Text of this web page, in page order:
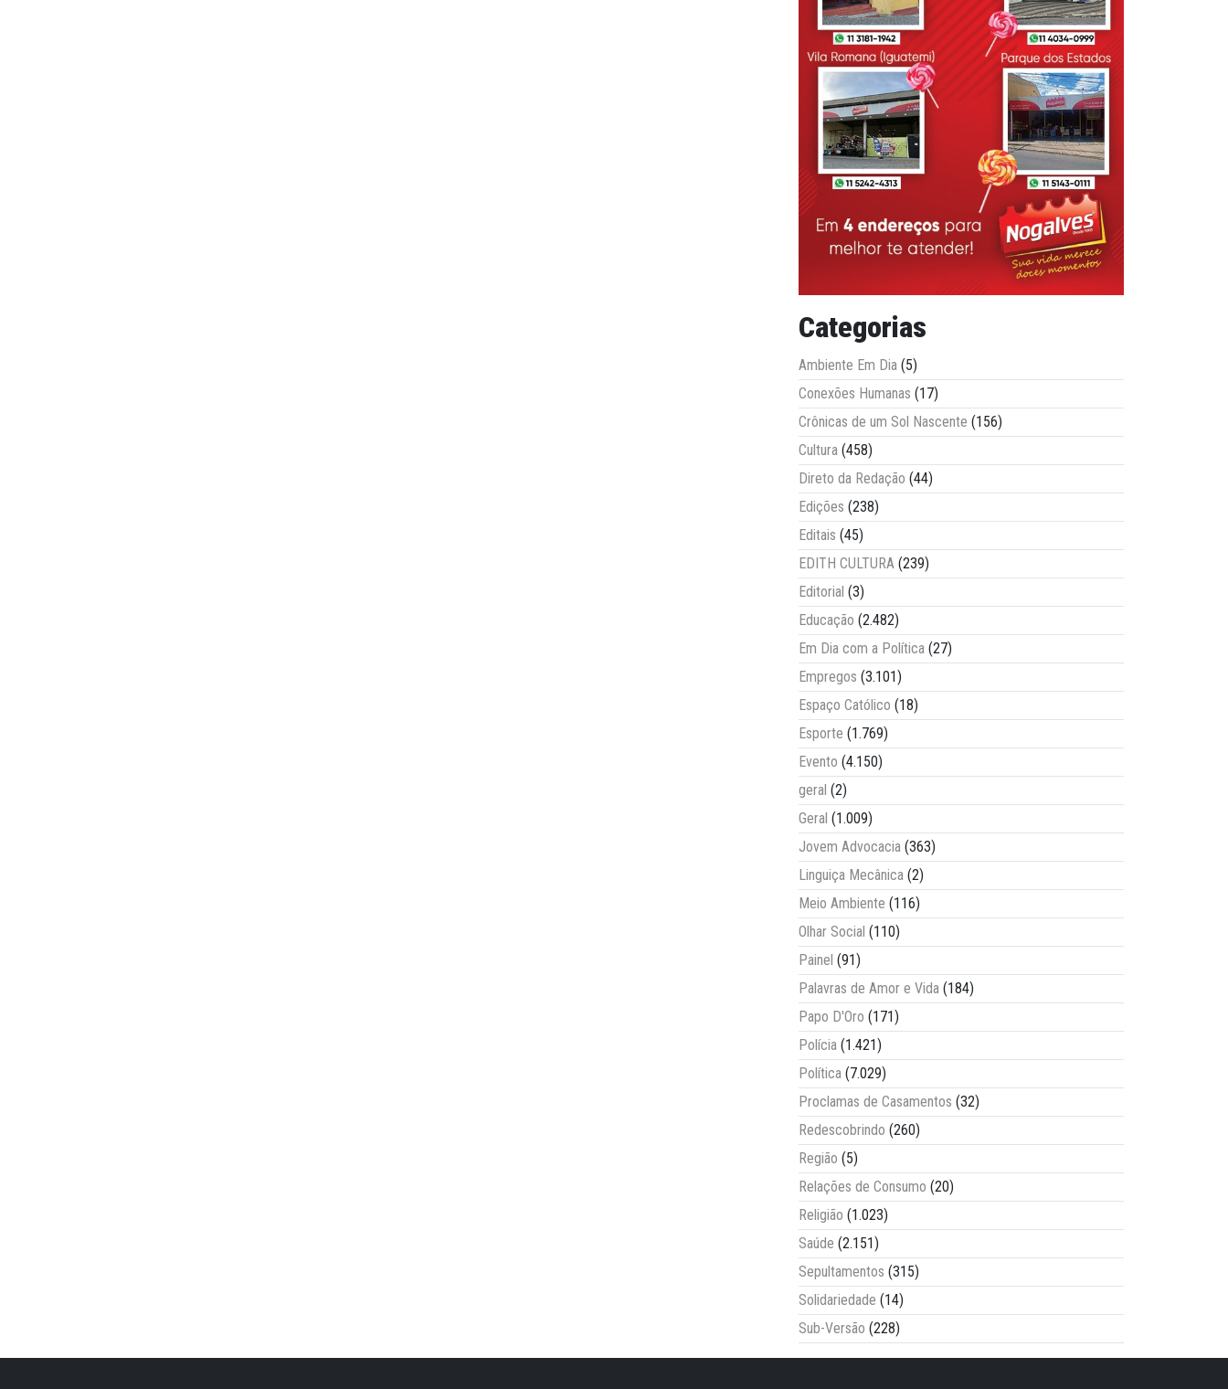
Categorias
Ambiente Em Dia (5)
Conexões Humanas (17)
Crônicas de um Sol Nascente (156)
Cultura (458)
Direto da Redação (44)
Edições (238)
Editais (45)
EDITH CULTURA (239)
Editorial (3)
Educação (2.482)
Em Dia com a Política (27)
Empregos (3.101)
Espaço Católico (18)
Esporte (1.769)
Evento (4.150)
geral (2)
Geral (1.009)
Jovem Advocacia (363)
Linguiça Mecânica (2)
Meio Ambiente (116)
Olhar Social (110)
Painel (91)
Palavras de Amor e Vida (184)
Papo D'Oro (171)
Polícia (1.421)
Política (7.029)
Proclamas de Casamentos (32)
Redescobrindo (260)
Região (5)
Relações de Consumo (20)
Religião (1.023)
Saúde (2.151)
Sepultamentos (315)
Solidariedade (14)
Sub-Versão (228)